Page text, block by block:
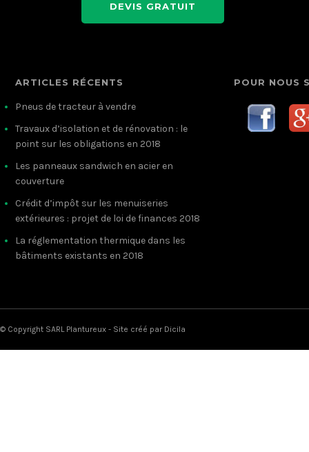
DEVIS GRATUIT
ARTICLES RÉCENTS
Pneus de tracteur à vendre
Travaux d’isolation et de rénovation : le
point sur les obligations en 2018
Les panneaux sandwich en acier en
couverture
Crédit d’impôt sur les menuiseries
extérieures : projet de loi de finances 2018
La réglementation thermique dans les
bâtiments existants en 2018
POUR NOUS
© Copyright SARL Plantureux - Site créé par Dicila